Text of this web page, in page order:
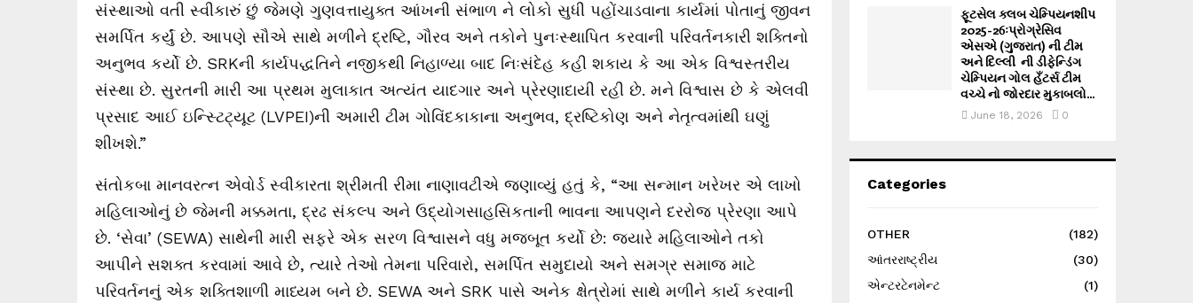
સંસ્થાઓ વતી સ્વીકારું છું જેમણે ગુણવત્તાયુક્ત આંખની સંભાળ ને લોકો સુધી પહોંચાડવાના કાર્યમાં પોતાનું જીવન
સમર્પિત કર્યું છે. આપણે સૌએ સાથે મળીને દ્રષ્ટિ, ગૌરવ અને તકોને પુનઃસ્થાપિત કરવાની પરિવર્તનકારી શક્તિનો
અનુભવ કર્યો છે. SRKની કાર્યપદ્ધતિને નજીકથી નિહાળ્યા બાદ નિઃસંદેહ કહી શકાય કે આ એક વિશ્વસ્તરીય
સંસ્થા છે. સુરતની મારી આ પ્રથમ મુલાકાત અત્યંત યાદગાર અને પ્રેરણાદાયી રહી છે. મને વિશ્વાસ છે કે એલવી
પ્રસાદ આઈ ઇન્સ્ટિટ્યૂટ (LVPEI)ની અમારી ટીમ ગોવિંદકાકાના અનુભવ, દ્રષ્ટિકોણ અને નેતૃત્વમાંથી ઘણું
શીખશે.”
સંતોકબા માનવરત્ન એવોર્ડ સ્વીકારતા શ્રીમતી રીમા નાણાવટીએ જણાવ્યું હતું કે, “આ સન્માન ખરેખર એ લાખો
મહિલાઓનું છે જેમની મક્કમતા, દ્રઢ સંકલ્પ અને ઉદ્યોગસાહસિકતાની ભાવના આપણને દરરોજ પ્રેરણા આપે
છે. ‘સેવા’ (SEWA) સાથેની મારી સફરે એક સરળ વિશ્વાસને વધુ મજબૂત કર્યો છે: જ્યારે મહિલાઓને તકો
આપીને સશક્ત કરવામાં આવે છે, ત્યારે તેઓ તેમના પરિવારો, સમર્પિત સમુદાયો અને સમગ્ર સમાજ માટે
પરિવર્તનનું એક શક્તિશાળી માધ્યમ બને છે. SEWA અને SRK પાસે અનેક ક્ષેત્રોમાં સાથે મળીને કાર્ય કરવાની
ફૂટસેલ ક્લબ ચેમ્પિયનશીપ
2025-26ઃપ્રોગ્રેસિવ
એસએ (ગુજરાત) ની ટીમ
અને દિલ્લી ની ડીફેન્ડિંગ
ચેમ્પિયન ગોલ હઁટર્સ ટીમ
વચ્ચે નો જોરદાર મુકાબલો...
June 18, 2026 0
Categories
OTHER
(182)
આંતરરાષ્ટ્રીય
(30)
એન્ટરટેનમેન્ટ
(1)